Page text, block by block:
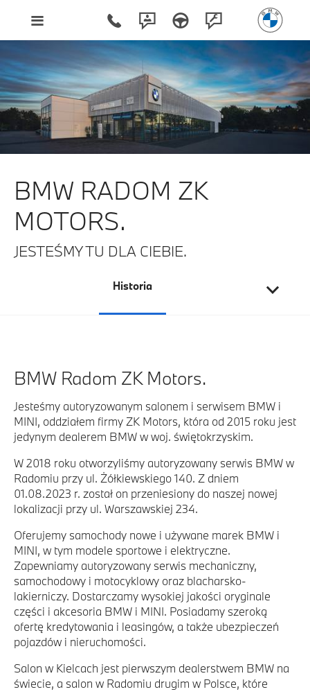
BMW Radom ZK Motors.
BMW RADOM ZK
MOTORS.
JESTEŚMY TU DLA CIEBIE.
Historia
BMW Radom ZK Motors.
Jesteśmy autoryzowanym salonem i serwisem BMW i
MINI, oddziałem firmy ZK Motors, która od 2015 roku jest
jedynym dealerem BMW w woj. świętokrzyskim.
W 2018 roku otworzyliśmy autoryzowany serwis BMW w
Radomiu przy ul. Żółkiewskiego 140. Z dniem
01.08.2023 r. został on przeniesiony do naszej nowej
lokalizacji przy ul. Warszawskiej 234.
Oferujemy samochody nowe i używane marek BMW i
MINI, w tym modele sportowe i elektryczne.
Zapewniamy autoryzowany serwis mechaniczny,
samochodowy i motocyklowy oraz blacharsko-
lakierniczy. Dostarczamy wysokiej jakości oryginale
części i akcesoria BMW i MINI. Posiadamy szeroką
ofertę kredytowania i leasingów, a także ubezpieczeń
pojazdów i nieruchomości.
Salon w Kielcach jest pierwszym dealerstwem BMW na
świecie, a salon w Radomiu drugim w Polsce, które